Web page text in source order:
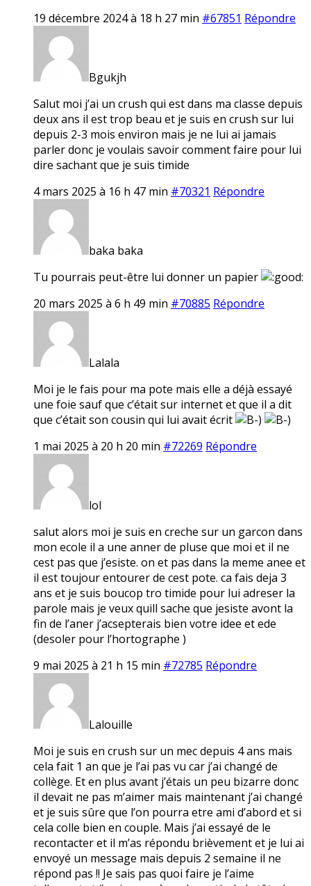
19 décembre 2024 à 18 h 27 min #67851 Répondre
Bgukjh
Salut moi j’ai un crush qui est dans ma classe depuis
deux ans il est trop beau et je suis en crush sur lui
depuis 2-3 mois environ mais je ne lui ai jamais
parler donc je voulais savoir comment faire pour lui
dire sachant que je suis timide
4 mars 2025 à 16 h 47 min #70321 Répondre
baka baka
Tu pourrais peut-être lui donner un papier
20 mars 2025 à 6 h 49 min #70885 Répondre
Lalala
Moi je le fais pour ma pote mais elle a déjà essayé
une foie sauf que c’était sur internet et que il a dit
que c’était son cousin qui lui avait écrit
1 mai 2025 à 20 h 20 min #72269 Répondre
lol
salut alors moi je suis en creche sur un garcon dans
mon ecole il a une anner de pluse que moi et il ne
cest pas que j’esiste. on et pas dans la meme anee et
il est toujour entourer de cest pote. ca fais deja 3
ans et je suis boucop tro timide pour lui adreser la
parole mais je veux quill sache que jesiste avont la
fin de l’aner j’acsepterais bien votre idee et ede
(desoler pour l’hortographe )
9 mai 2025 à 21 h 15 min #72785 Répondre
Lalouille
Moi je suis en crush sur un mec depuis 4 ans mais
cela fait 1 an que je l’ai pas vu car j’ai changé de
collège. Et en plus avant j’étais un peu bizarre donc
il devait ne pas m’aimer mais maintenant j’ai changé
et je suis sûre que l’on pourra etre ami d’abord et si
cela colle bien en couple. Mais j’ai essayé de le
recontacter et il m’as répondu brièvement et je lui ai
envoyé un message mais depuis 2 semaine il ne
répond pas !! Je sais pas quoi faire je l’aime